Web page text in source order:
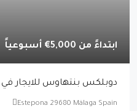
ابتداءً من 5,000€ أسبوعياً
دوبلكس بنتهاوس للايجار في
Estepona 29680 Málaga Spain